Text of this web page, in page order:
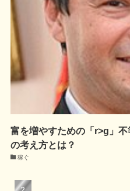
富を増やすための「r>g」
の考え方とは？
稼ぐ